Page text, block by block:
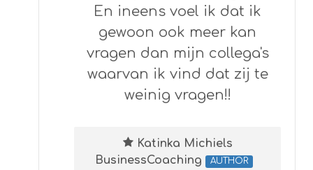
En ineens voel ik dat ik
gewoon ook meer kan
vragen dan mijn collega's
waarvan ik vind dat zij te
weinig vragen!!
Katinka Michiels
BusinessCoaching
AUTHOR